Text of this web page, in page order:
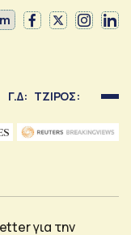
Γ.Δ: ΤΖΙΡΟΣ:
για την